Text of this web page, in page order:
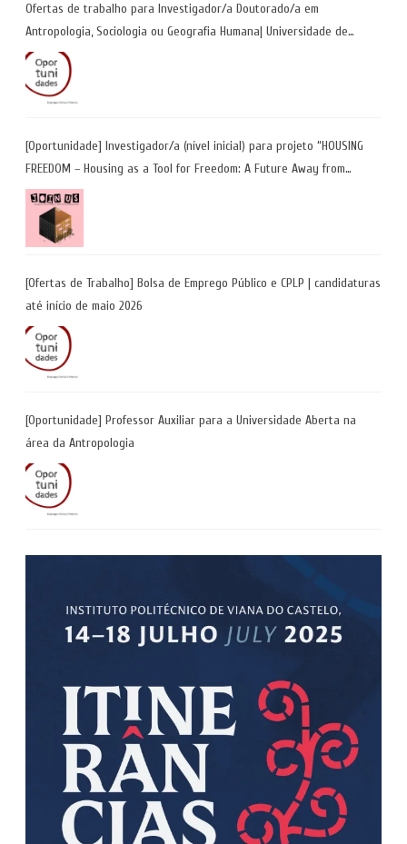
Ofertas de trabalho para Investigador/a Doutorado/a em
Antropologia, Sociologia ou Geografia Humana| Universidade de
Coimbra | Candidaturas até 29 de maio 2026
[Oportunidade] Investigador/a (nível inicial) para projeto “HOUSING
FREEDOM – Housing as a Tool for Freedom: A Future Away from
Incarceration” | até 8 de maio
[Ofertas de Trabalho] Bolsa de Emprego Público e CPLP | candidaturas
até início de maio 2026
[Oportunidade] Professor Auxiliar para a Universidade Aberta na
área da Antropologia